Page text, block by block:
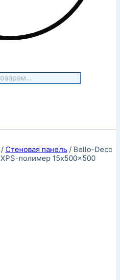
/ Стеновая панель / Bello-Deco
полимер 15x500x500